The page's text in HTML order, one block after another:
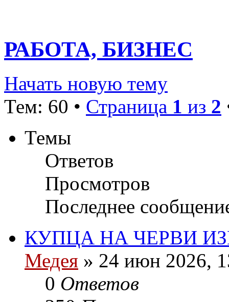
РАБОТА, БИЗНЕС
Начать новую тему
Тем: 60 • Страница 1 из 2
Темы
Ответов
Просмотров
Последнее
КУПЦА НА ЧЕРВИ
Медея » 24 июн 2026,
0 Ответов